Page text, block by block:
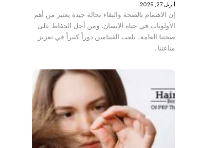
أبريل 27, 2025
إن الاهتمام بالصحة والبقاء بحالة جيدة يعتبر من أهم
الأولويات في حياة الإنسان. ومن أجل الحفاظ على
صحتنا العامة، يلعب الفيتامين دوراً كبيراً في تعزيز
مناعتنا…